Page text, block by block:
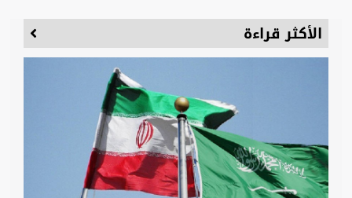
الأكثر قراءة